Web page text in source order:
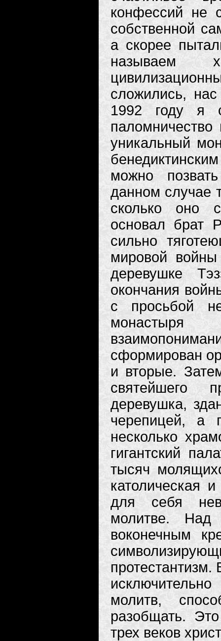
конфессий не
собственной
а скорее
называем
сложились,
1992 году я
уникальный
можно
данном случае
сколько оно
основал брат
сильно
мировой
деревушке
окончания
с просьбой
монастыря
сформирован
и вторые.
святейшего
деревушка,
черепицей, а
несколько
гигантский
тысяч
католическая
для себя
молитве.
воконечным
молитв,
разобщать.
трех веков